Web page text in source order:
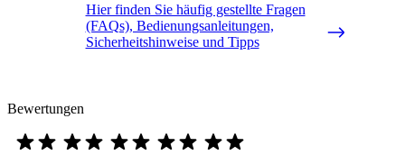
Hier finden Sie häufig gestellte Fragen
(FAQs), Bedienungsanleitungen,
Sicherheitshinweise und Tipps
Bewertungen